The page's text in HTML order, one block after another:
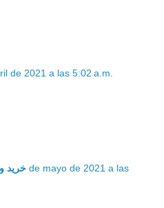
de 2021 a las 5:02 a.m.
خرید